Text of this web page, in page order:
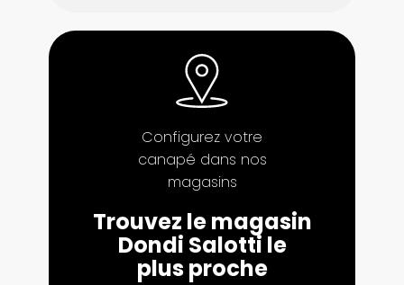
Configurez votre
canapé dans nos
magasins
Trouvez le magasin
Dondi Salotti le
plus proche